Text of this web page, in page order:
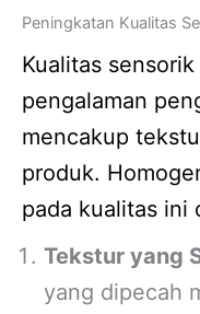
Peningkatan Kualitas
Kualitas
pengalaman
mencakup
produk.
pada kualitas ini
Tekstur yang
yang dipecah